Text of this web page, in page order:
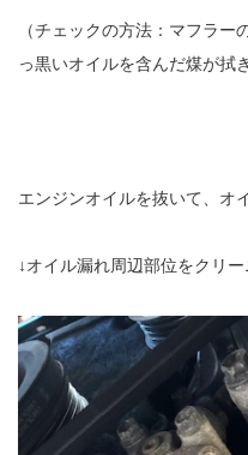
（チェックの方法：マフラ
っ黒いオイルを含んだ煤が拭
エンジンオイルを抜いて、オ
↓オイル漏れ周辺部位をクリー